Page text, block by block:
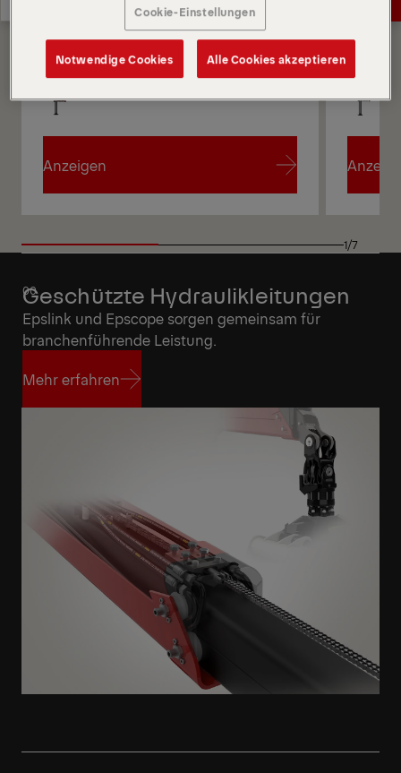
Highlights Angebot anfordern
Anzeigen
1/7
Geschützte Hydraulikleitungen
Epslink und Epscope sorgen gemeinsam für
branchenführende Leistung.
Mehr erfahren
Cookie-Einstellungen
Notwendige Cookies Alle Cookies akzeptieren